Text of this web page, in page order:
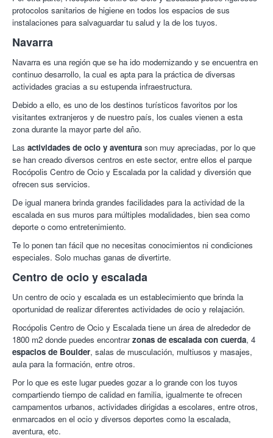
protocolos sanitarios de higiene en todos los espacios de sus
instalaciones para salvaguardar tu salud y la de los tuyos.
Navarra
Navarra es una región que se ha ido modernizando y se encuentra en
continuo desarrollo, la cual es apta para la práctica de diversas
actividades gracias a su estupenda infraestructura.
Debido a ello, es uno de los destinos turísticos favoritos por los
visitantes extranjeros y de nuestro país, los cuales vienen a esta
zona durante la mayor parte del año.
Las actividades de ocio y aventura son muy apreciadas, por lo que
se han creado diversos centros en este sector, entre ellos el parque
Rocópolis Centro de Ocio y Escalada por la calidad y diversión que
ofrecen sus servicios.
De igual manera brinda grandes facilidades para la actividad de la
escalada en sus muros para múltiples modalidades, bien sea como
deporte o como entretenimiento.
Te lo ponen tan fácil que no necesitas conocimientos ni condiciones
especiales. Solo muchas ganas de divertirte.
Centro de ocio y escalada
Un centro de ocio y escalada es un establecimiento que brinda la
oportunidad de realizar diferentes actividades de ocio y relajación.
Rocópolis Centro de Ocio y Escalada tiene un área de alrededor de
1800 m2 donde puedes encontrarzonas de escalada con cuerda, 4
espacios de Boulder, salas de musculación, multiusos y masajes,
aula para la formación, entre otros.
Por lo que es este lugar puedes gozar a lo grande con los tuyos
compartiendo tiempo de calidad en familia, igualmente te ofrecen
campamentos urbanos, actividades dirigidas a escolares, entre otros,
enmarcados en el ocio y diversos deportes como la escalada,
aventura, etc.